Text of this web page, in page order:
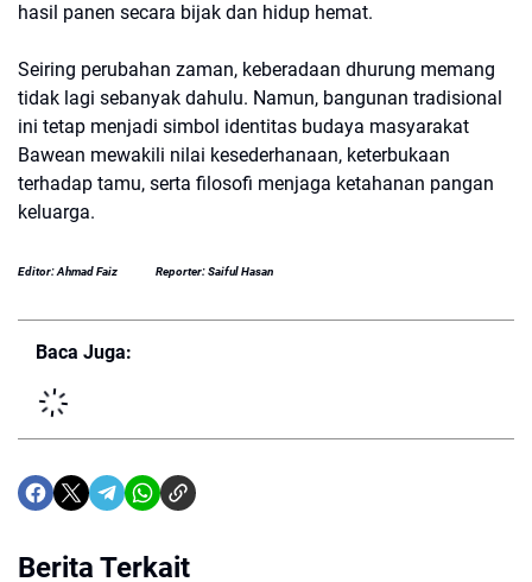
hasil panen secara bijak dan hidup hemat.
Seiring perubahan zaman, keberadaan dhurung memang
tidak lagi sebanyak dahulu. Namun, bangunan tradisional
ini tetap menjadi simbol identitas budaya masyarakat
Bawean mewakili nilai kesederhanaan, keterbukaan
terhadap tamu, serta filosofi menjaga ketahanan pangan
keluarga.
Editor: Ahmad Faiz Reporter: Saiful Hasan
Baca Juga:
Berita Terkait